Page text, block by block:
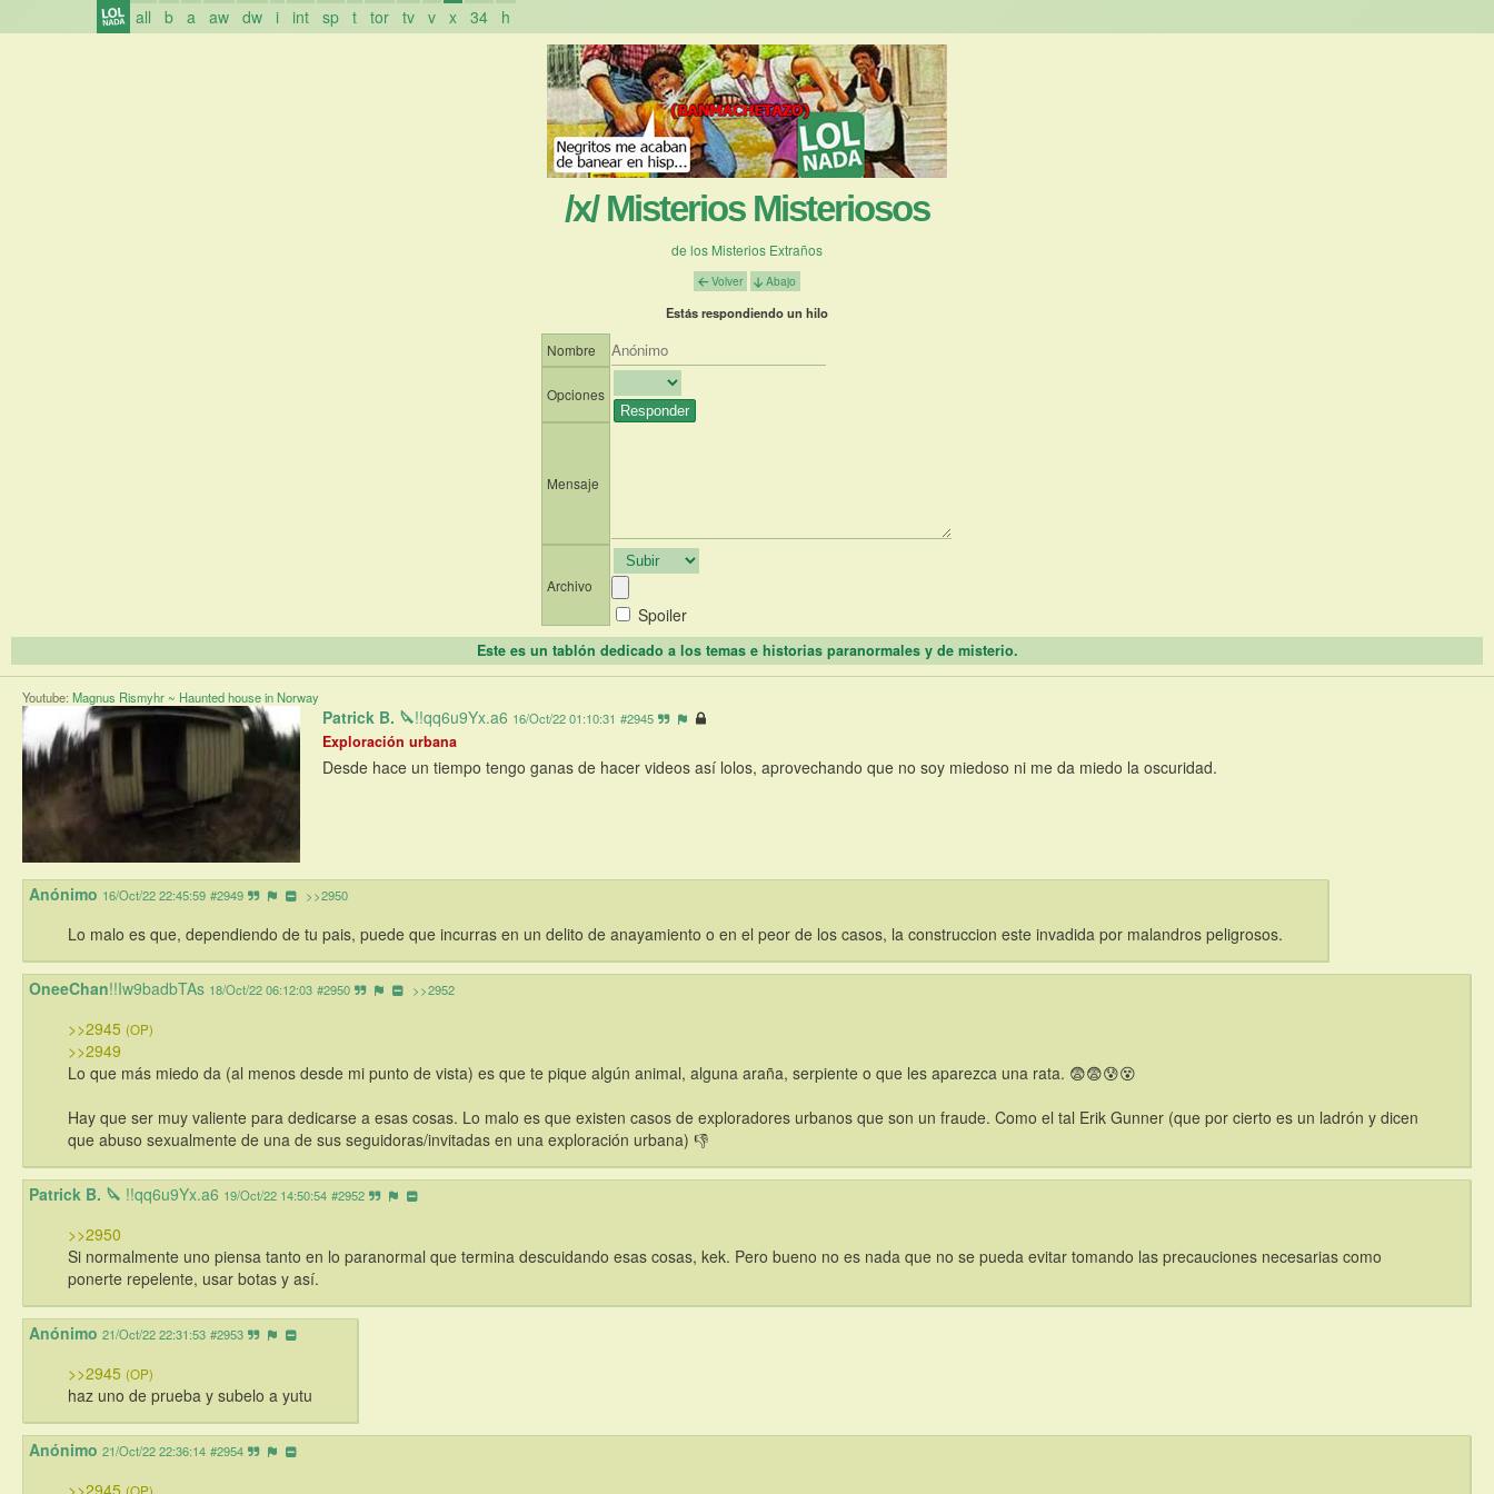
all b a aw dw i int sp t tor tv v x 34 h
/x/ Misterios Misteriosos
de los Misterios Extraños
Volver Abajo
Estás respondiendo un hilo
Nombre
Opciones
Mensaje
Archivo
Spoiler
Este es un tablón dedicado a los temas e historias paranormales y de misterio.
Youtube: Magnus Rismyhr ~ Haunted house in Norway
Patrick B. 🔪!!qq6u9Yx.a6 16/Oct/22 01:10:31 #2945
Exploración urbana
Desde hace un tiempo tengo ganas de hacer videos así lolos, aprovechando que no soy miedoso ni me da miedo la oscuridad.
Anónimo 16/Oct/22 22:45:59 #2949 >>2950
Lo malo es que, dependiendo de tu pais, puede que incurras en un delito de anayamiento o en el peor de los casos, la construccion este invadida por malandros peligrosos.
OneeChan!!Iw9badbTAs 18/Oct/22 06:12:03 #2950 >>2952
>>2945 (OP)
>>2949
Lo que más miedo da (al menos desde mi punto de vista) es que te pique algún animal, alguna araña, serpiente o que les aparezca una rata. 😨😨😰😵
Hay que ser muy valiente para dedicarse a esas cosas. Lo malo es que existen casos de exploradores urbanos que son un fraude. Como el tal Erik Gunner (que por cierto es un ladrón y dicen
que abuso sexualmente de una de sus seguidoras/invitadas en una exploración urbana) 👎
Patrick B. 🔪 !!qq6u9Yx.a6 19/Oct/22 14:50:54 #2952
>>2950
Si normalmente uno piensa tanto en lo paranormal que termina descuidando esas cosas, kek. Pero bueno no es nada que no se pueda evitar tomando las precauciones necesarias como
ponerte repelente, usar botas y así.
Anónimo 21/Oct/22 22:31:53 #2953
>>2945 (OP)
haz uno de prueba y subelo a yutu
Anónimo 21/Oct/22 22:36:14 #2954